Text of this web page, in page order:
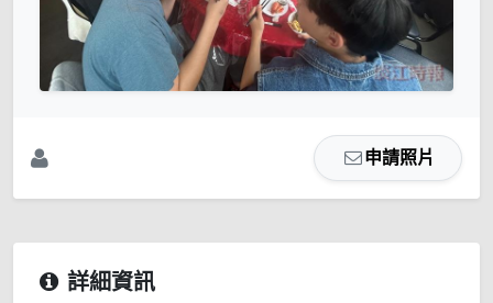
申請照片
詳細資訊